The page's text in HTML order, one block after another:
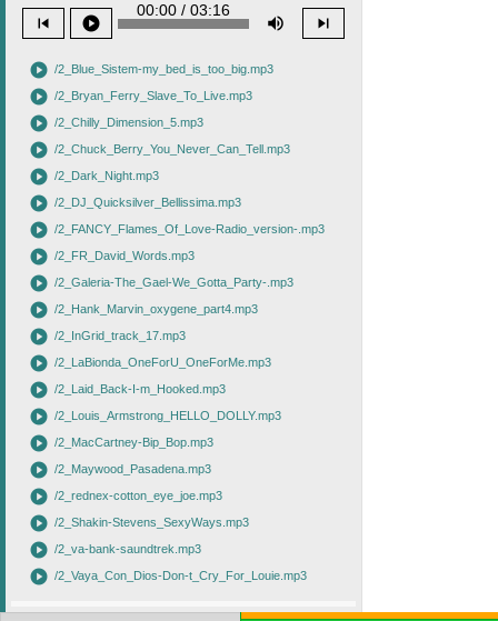
skip_previous play_circle
00:00 / 03:16
volume_up skip_next
play_circle /2_Blue_Sistem-my_bed_is_too_big.mp3
play_circle /2_Bryan_Ferry_Slave_To_Live.mp3
play_circle /2_Chilly_Dimension_5.mp3
play_circle /2_Chuck_Berry_You_Never_Can_Tell.mp3
play_circle /2_Dark_Night.mp3
play_circle /2_DJ_Quicksilver_Bellissima.mp3
play_circle /2_FANCY_Flames_Of_Love-Radio_version-.mp3
play_circle /2_FR_David_Words.mp3
play_circle /2_Galeria-The_Gael-We_Gotta_Party-.mp3
play_circle /2_Hank_Marvin_oxygene_part4.mp3
play_circle /2_InGrid_track_17.mp3
play_circle /2_LaBionda_OneForU_OneForMe.mp3
play_circle /2_Laid_Back-I-m_Hooked.mp3
play_circle /2_Louis_Armstrong_HELLO_DOLLY.mp3
play_circle /2_MacCartney-Bip_Bop.mp3
play_circle /2_Maywood_Pasadena.mp3
play_circle /2_rednex-cotton_eye_joe.mp3
play_circle /2_Shakin-Stevens_SexyWays.mp3
play_circle /2_va-bank-saundtrek.mp3
play_circle /2_Vaya_Con_Dios-Don-t_Cry_For_Louie.mp3